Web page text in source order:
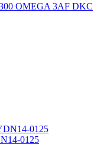
OMEGA 3AF DKC
0125